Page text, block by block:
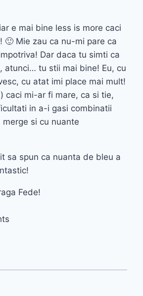
e mai bine less is more caci
🙂 Mie zau ca nu-mi pare ca
Dar daca tu simti ca
atunci… tu stii mai bine! Eu, cu
cu atat imi place mai mult!
caci mi-ar fi mare, ca si tie,
in a-i gasi combinatii
si cu nuante
sa spun ca nuanta de bleu a
Fede!